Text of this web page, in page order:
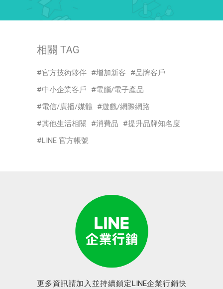
相關 TAG
官方技術夥伴 增加新客
品牌客戶
中小企業客戶
電腦/電子產品
電信/廣播/媒體
遊戲/網際網路
其他生活相關
消費品
提升品牌知名度
LINE 官方帳號
更多資訊請加入並持續鎖定LINE企業行銷快